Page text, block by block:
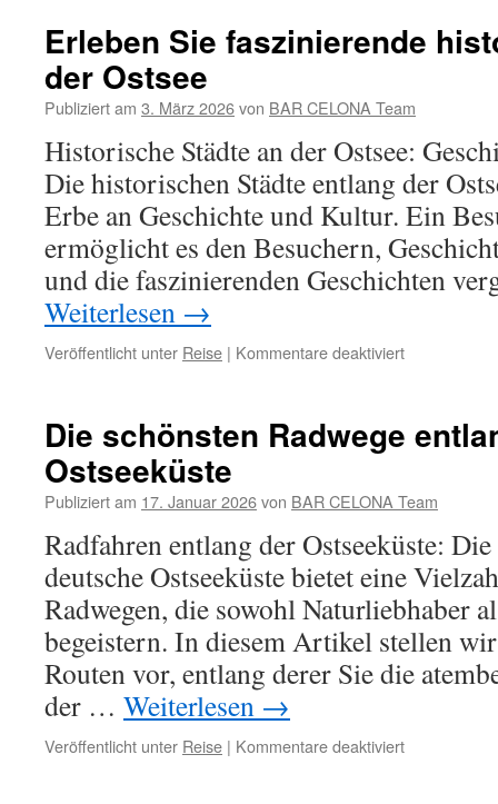
der
Winter
Erleben Sie faszinierende
der Ostsee
Publiziert am 3. März 2026von BAR CELONA Team
Historische Städte an der Ostsee:
Die historischen Städte entlang der
Erbe an Geschichte und Kultur. Ein
ermöglicht es den Besuchern,
und die faszinierenden Geschichten
Weiterlesen →
Veröffentlicht unter Reise | Kommentare deaktiviertfür
historische
der
Die schönsten Radwege
Ostseeküste
Publiziert am 17. Januar 2026von BAR CELONA Team
Radfahren entlang der Ostseeküste:
deutsche Ostseeküste bietet eine
Radwegen, die sowohl Naturliebhaber
begeistern. In diesem Artikel stellen
Routen vor, entlang derer Sie die
der … Weiterlesen →
Veröffentlicht unter Reise | Kommentare deaktiviertfür